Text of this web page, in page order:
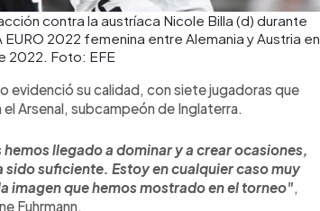
contra la austríaca Nicole Billa (d) durante
2022 femenina entre Alemania y Austria en
2022. Foto: EFE
evidenció su calidad, con siete jugadoras que
Arsenal, subcampeón de Inglaterra.
llegado a dominar y a crear ocasiones,
sido suficiente. Estoy en cualquier caso muy
imagen que hemos mostrado en el torneo",
Fuhrmann.